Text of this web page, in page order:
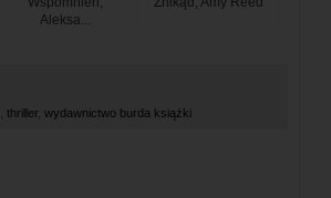
Aleksa...
thriller wydawnictwo burda książki